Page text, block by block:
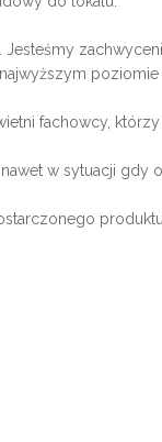
Jesteśmy
fachowcy,
w sytuacji gdy